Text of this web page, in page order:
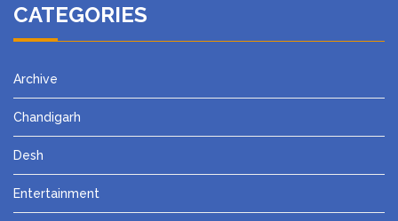
CATEGORIES
Archive
Chandigarh
Desh
Entertainment